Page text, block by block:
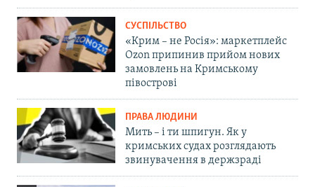
СУСПІЛЬСТВО
«Крим – не Росія»: маркетплейс
Ozon припинив прийом нових
замовлень на Кримському
півострові
ПРАВА ЛЮДИНИ
Мить – і ти шпигун. Як у
кримських судах розглядають
звинувачення в держзраді